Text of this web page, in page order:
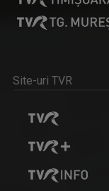
ACCENT REGIONAL
Site-uri TVR